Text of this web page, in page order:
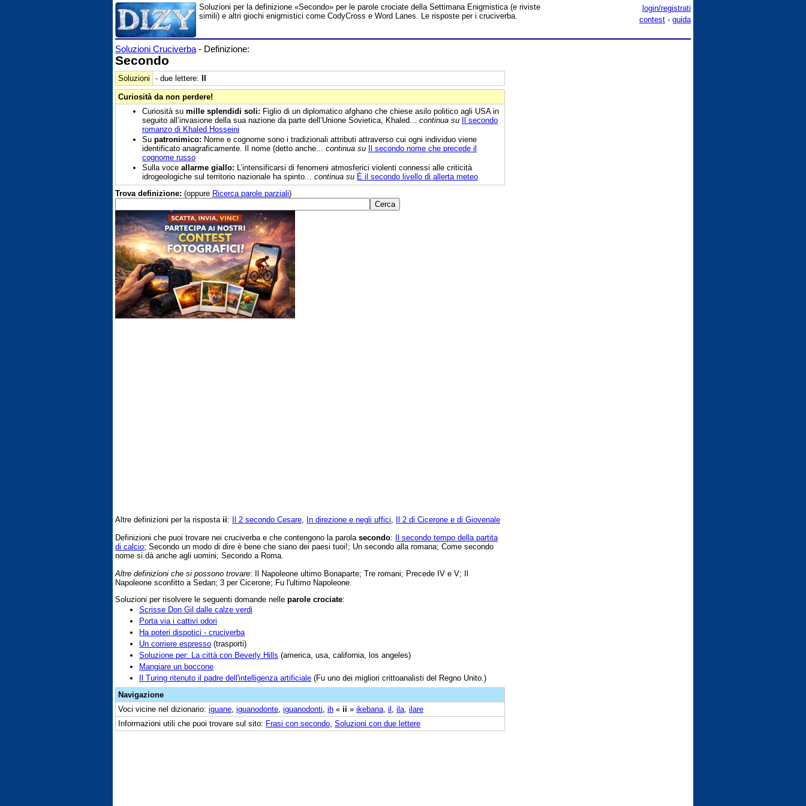
login/registrati
contest - guida
Soluzioni per la definizione «Secondo» per le parole crociate della Settimana Enigmistica (e riviste
simili) e altri giochi enigmistici come CodyCross e Word Lanes. Le risposte per i cruciverba.
Soluzioni Cruciverba - Definizione:
Secondo
Soluzioni - due lettere: II
Curiosità da non perdere!
Curiosità su mille splendidi soli: Figlio di un diplomatico afghano che chiese asilo politico agli USA in
seguito all’invasione della sua nazione da parte dell’Unione Sovietica, Khaled... continua su Il secondo
romanzo di Khaled Hosseini
Su patronimico: Nome e cognome sono i tradizionali attributi attraverso cui ogni individuo viene
identificato anagraficamente. Il nome (detto anche... continua su Il secondo nome che precede il
cognome russo
Sulla voce allarme giallo: L’intensificarsi di fenomeni atmosferici violenti connessi alle criticità
idrogeologiche sul territorio nazionale ha spinto... continua su È il secondo livello di allerta meteo
Trova definizione: (oppure Ricerca parole parziali)
Altre definizioni per la risposta ii: Il 2 secondo Cesare In direzione e negli uffici
Il 2 di Cicerone e di Giovenale
Definizioni che puoi trovare nei cruciverba e che contengono la parola secondo: Il secondo tempo della partita
di calcio; Secondo un modo di dire è bene che siano dei paesi tuoi!; Un secondo alla romana; Come secondo
nome si dà anche agli uomini; Secondo a Roma.
Altre definizioni che si possono trovare: Il Napoleone ultimo Bonaparte; Tre romani; Precede IV e V; Il
Napoleone sconfitto a Sedan; 3 per Cicerone; Fu l'ultimo Napoleone.
Soluzioni per risolvere le seguenti domande nelle parole crociate:
Scrisse Don Gil dalle calze verdi
Porta via i cattivi odori
Ha poteri dispotici - cruciverba
Un corriere espresso (trasporti)
Soluzione per: La città con Beverly Hills (america, usa, california, los angeles)
Mangiare un boccone
Il Turing ritenuto il padre dell'intelligenza artificiale (Fu uno dei migliori crittoanalisti del Regno Unito.)
Navigazione
Voci vicine nel dizionario: iguane iguanodonte iguanodonti ih « ii » ikebana il ila ilare
Informazioni utili che puoi trovare sul sito: Frasi con secondo Soluzioni con due lettere